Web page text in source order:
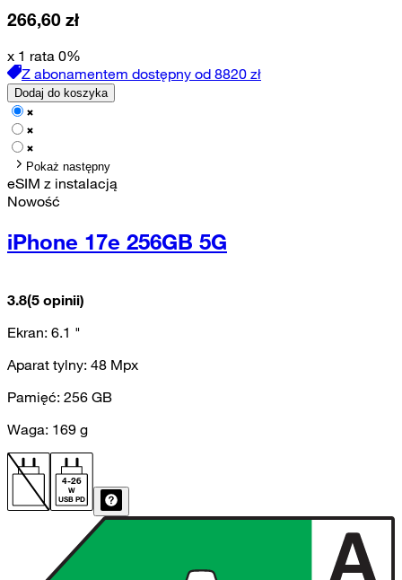
266,60 zł
x 1 rata 0%
Z abonamentem dostępny od 8820 zł
Dodaj do koszyka
Pokaż następny
eSIM z instalacją
Nowość
iPhone 17e 256GB 5G
3.8(5 opinii)
Ekran: 6.1 "
Aparat tylny: 48 Mpx
Pamięć: 256 GB
Waga: 169 g
4-26
W
USB PD